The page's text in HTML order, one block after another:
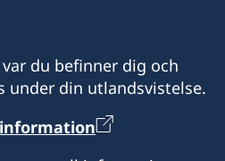
du befinner dig och
under din utlandsvistelse.